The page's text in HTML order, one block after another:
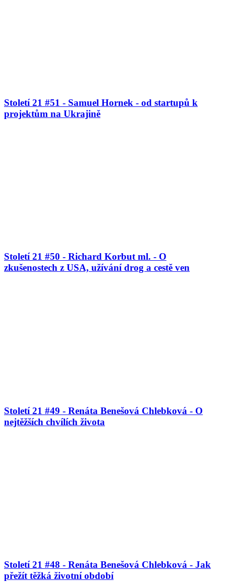
Století 21 #51 - Samuel Hornek - od startupů k
projektům na Ukrajině
Století 21 #50 - Richard Korbut ml. - O
zkušenostech z USA, užívání drog a cestě ven
Století 21 #49 - Renáta Benešová Chlebková - O
nejtěžších chvílích života
Století 21 #48 - Renáta Benešová Chlebková - Jak
přežít těžká životní období